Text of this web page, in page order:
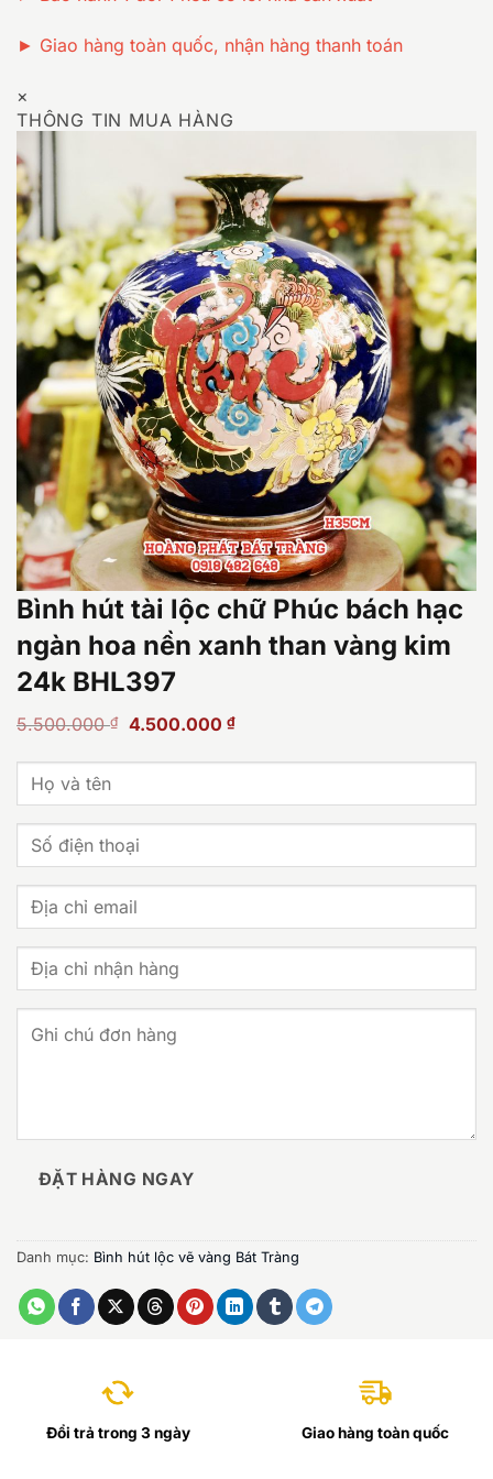
► Giao hàng toàn quốc, nhận hàng thanh toán
×
THÔNG TIN MUA HÀNG
Bình hút tài lộc chữ Phúc bách hạc
ngàn hoa nền xanh than vàng kim
24k BHL397
5.500.000₫
Giá
5.500.000 ₫.
4.500.000 ₫Giá
là:
ĐẶT HÀNG NGAY
Danh mục: Bình hút lộc vẽ vàng Bát Tràng
Đổi trả trong 3 ngày Giao hàng toàn quốc